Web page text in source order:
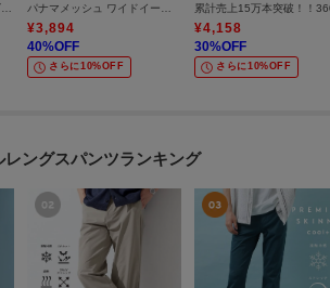
【ベルト要らず／ウエストゴム】ワイドストレート イージーパンツ
パナマメッシュ ワイドイージーパンツ 洗濯機OK／セットアップ可
¥3,894
40%OFF
さらに10%OFF
¥4,158
30%OFF
さらに10%OFF
レングスパンツランキング